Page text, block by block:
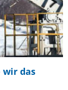
wir das